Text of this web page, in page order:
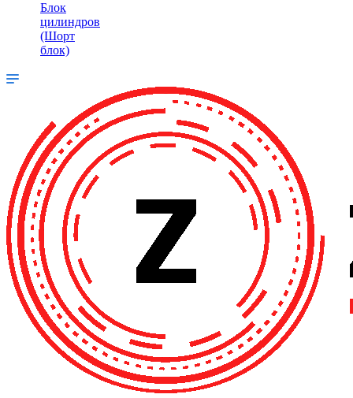
Блок
цилиндров
(Шорт
блок)